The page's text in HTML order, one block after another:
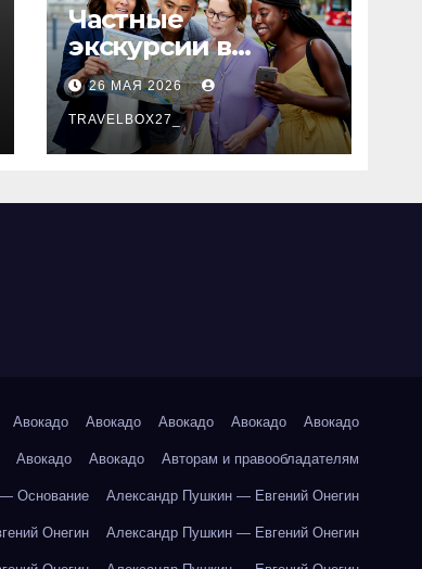
Частные
экскурсии в
столице: форматы,
маршруты и
особенности
организации
26 МАЯ 2026
TRAVELBOX27_
Авокадо Авокадо Авокадо Авокадо Авокадо
Авокадо Авокадо Авторам и правообладателям
Основание Александр Пушкин — Евгений Онегин
Онегин Александр Пушкин — Евгений Онегин